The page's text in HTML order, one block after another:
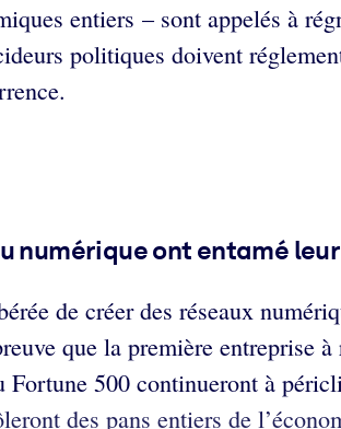
entiers – sont appelés à
politiques doivent
numérique ont entamé
de créer des réseaux
que la première entreprise
Fortune 500 continueront à
des pans entiers de